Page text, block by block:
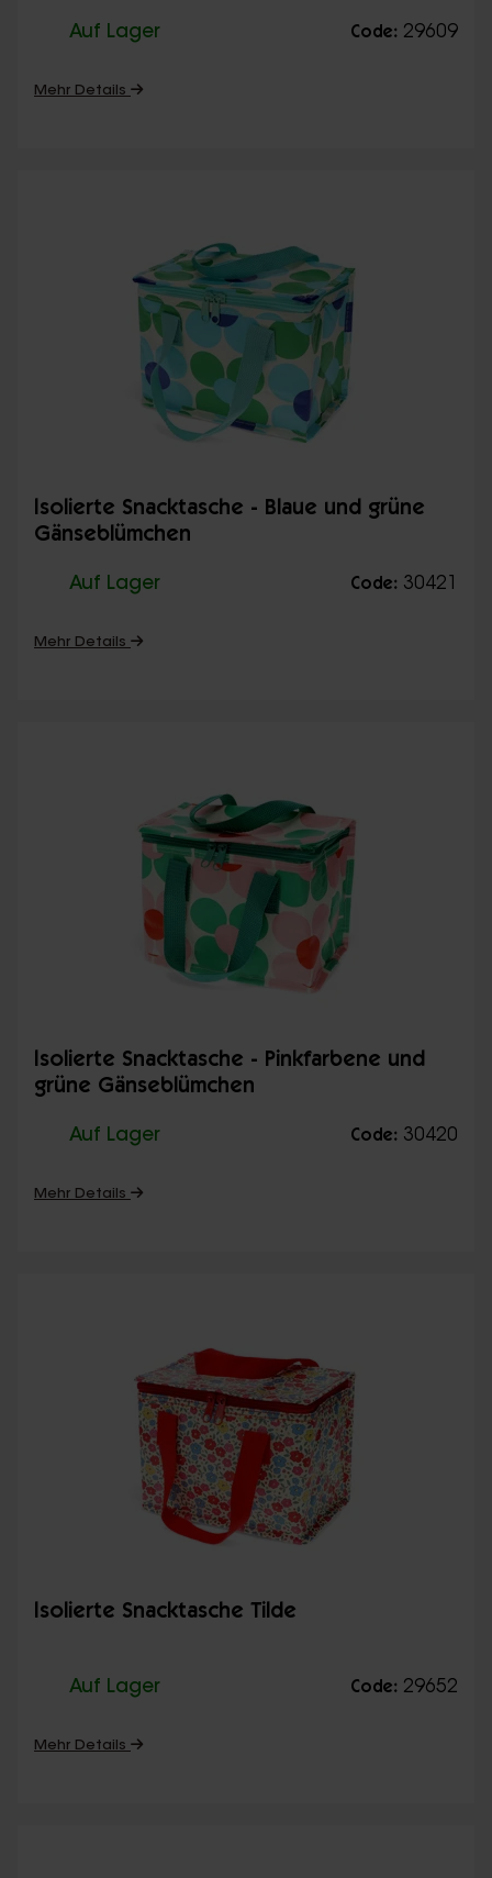
Auf Lager Code: 29609
Mehr Details
Isolierte Snacktasche - Blaue und grüne
Gänseblümchen
Auf Lager Code: 30421
Mehr Details
Isolierte Snacktasche - Pinkfarbene und
grüne Gänseblümchen
Auf Lager Code: 30420
Mehr Details
Isolierte Snacktasche Tilde
Auf Lager Code: 29652
Mehr Details